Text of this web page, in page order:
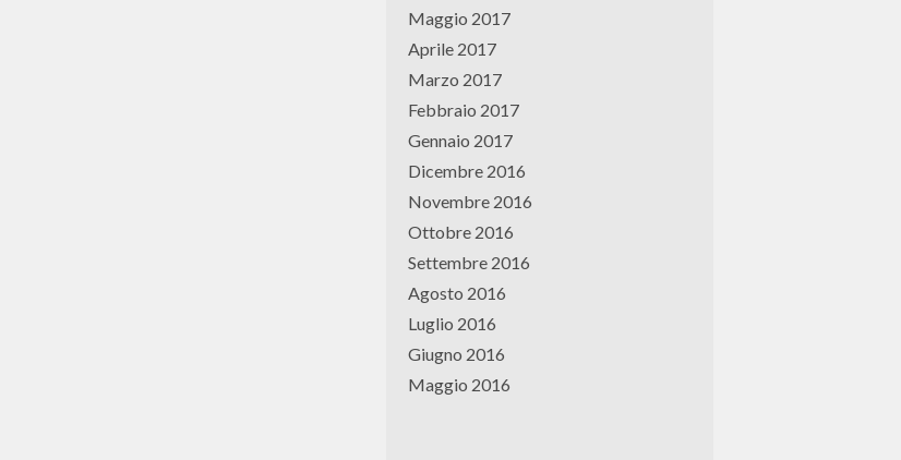
Maggio 2017
Aprile 2017
Marzo 2017
Febbraio 2017
Gennaio 2017
Dicembre 2016
Novembre 2016
Ottobre 2016
Settembre 2016
Agosto 2016
Luglio 2016
Giugno 2016
Maggio 2016